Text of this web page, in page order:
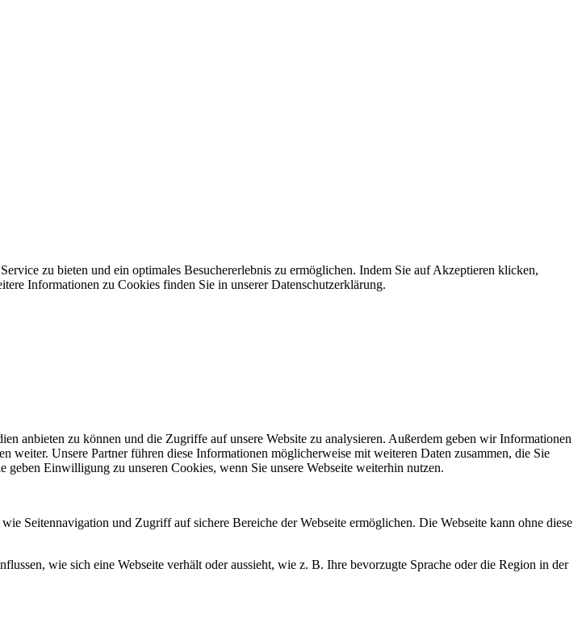
zu bieten und ein optimales Besuchererlebnis zu ermöglichen. Indem Sie auf Akzeptieren klicken,
Informationen zu Cookies finden Sie in unserer Datenschutzerklärung.
anbieten zu können und die Zugriffe auf unsere Website zu analysieren. Außerdem geben wir Informationen
weiter. Unsere Partner führen diese Informationen möglicherweise mit weiteren Daten zusammen, die Sie
Einwilligung zu unseren Cookies, wenn Sie unsere Webseite weiterhin nutzen.
Seitennavigation und Zugriff auf sichere Bereiche der Webseite ermöglichen. Die Webseite kann ohne diese
wie sich eine Webseite verhält oder aussieht, wie z. B. Ihre bevorzugte Sprache oder die Region in der